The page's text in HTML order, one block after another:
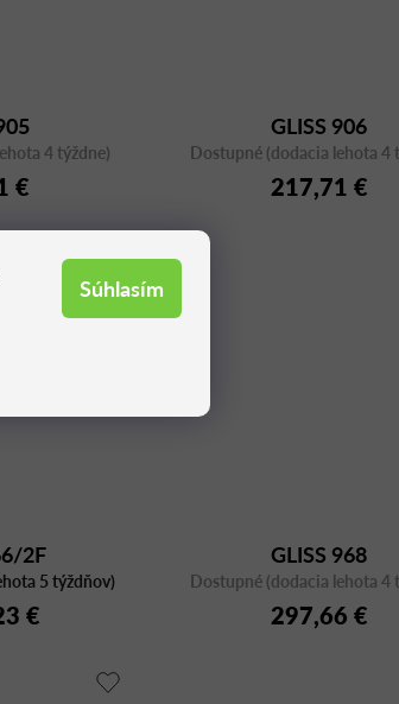
Súhlasím
4 týždne)
€
GLISS 906
Dostupné (dodacia lehota 4
217,71 €
2F
5 týždňov)
€
GLISS 968
Dostupné (dodacia lehota 4
297,66 €